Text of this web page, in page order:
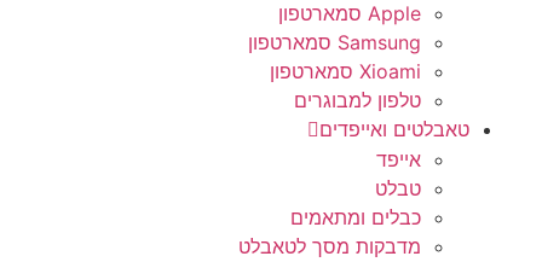
Apple סמארטפון
Samsung סמארטפון
Xioami סמארטפון
טלפון למבוגרים
טאבלטים ואייפדים
אייפד
טבלט
כבלים ומתאמים
מדבקות מסך לטאבלט